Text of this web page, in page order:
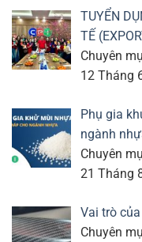
TUYỂN
TẾ
Chuyên
12 Tháng
Phụ gia
ngành
Chuyên
21 Tháng
Vai trò
Chuyên